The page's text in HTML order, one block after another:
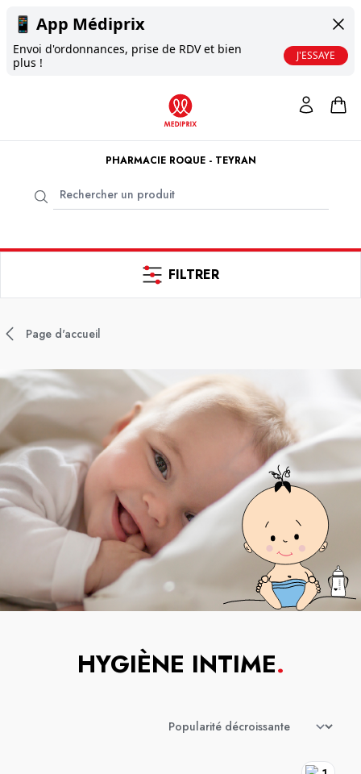
📱 App Médiprix
Envoi d'ordonnances, prise de RDV et bien
plus !
J'ESSAYE
PHARMACIE ROQUE - TEYRAN
FILTRER
Page d'accueil
HYGIÈNE INTIME.